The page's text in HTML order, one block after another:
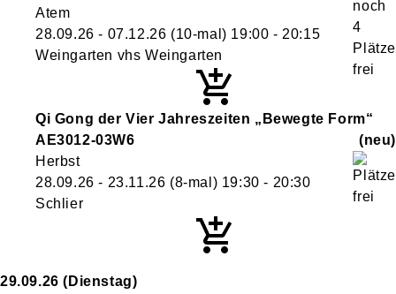
Atem
28.09.26 - 07.12.26 (10-mal) 19:00 - 20:15
Weingarten vhs Weingarten
Qi Gong der Vier Jahreszeiten „Bewegte Form“
AE3012-03W6
neu
Herbst
28.09.26 - 23.11.26 (8-mal) 19:30 - 20:30
Schlier
29.09.26 (Dienstag)